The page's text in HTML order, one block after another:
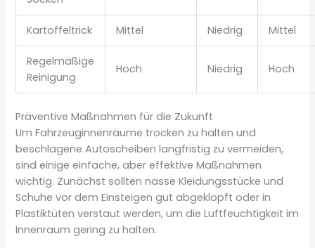
Kartoffeltrick Mittel Niedrig Mittel
Regelmäßige
Reinigung
Hoch Niedrig Hoch
Präventive Maßnahmen für die Zukunft
Um Fahrzeuginnenräume trocken zu halten und
beschlagene Autoscheiben langfristig zu vermeiden,
sind einige einfache, aber effektive Maßnahmen
wichtig. Zunächst sollten nasse Kleidungsstücke und
Schuhe vor dem Einsteigen gut abgeklopft oder in
Plastiktüten verstaut werden, um die Luftfeuchtigkeit im
Innenraum gering zu halten.